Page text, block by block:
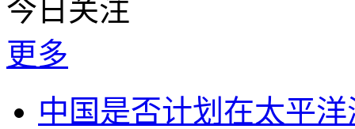
今日关注
更多
中国是否计划在太平